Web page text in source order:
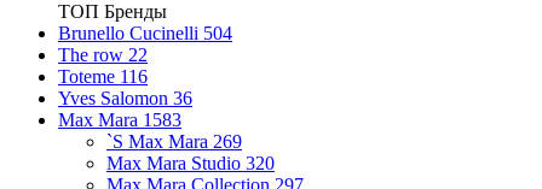
ТОП Бренды
Brunello Cucinelli 504
The row 22
Toteme 116
Yves Salomon 36
Max Mara 1583
`S Max Mara 269
Max Mara Studio 320
Max Mara Collection 297